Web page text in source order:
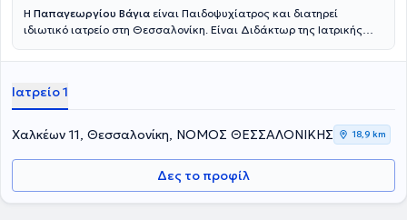
Η Παπαγεωργίου Βάγια είναι Παιδοψυχίατρος και διατηρεί
ιδιωτικό ιατρείο στη Θεσσαλονίκη. Είναι Διδάκτωρ της Ιατρικής
κατέχει δίπλωμα Παιδοψυχιατρικής από το Ινστιτούτο Ψυχιατρικής
Λονδίνου. Έχει μετεκπαιδευτεί στη διάγνωση και αξιολόγηση των
διαταραχών του αυτιστικού φάσματος και στην εκπαίδευση
παιδιών και εφήβων με αυτισμό, σε διαφορετικά Πανεπιστήμια της
Αγγλίας και των Ηνωμένων Πολιτειών Αμερικής. Διετέλεσε
Αναπληρώτρια Διευθύντρια - Υπεύθυνη του Ιατροπαιδαγωγικού
Κέντρου Βόρειας Ελλάδας και Επίκουρη καθηγήτρια
Παιδοψυχιατρικής. Τέλος, είναι μέλος πολλών επιστημονικών
Ιατρείο 1
Χαλκέων 11, Θεσσαλονίκη, ΝΟΜΟΣ ΘΕΣΣΑΛΟΝΙΚΗΣ 18,9 km
Δες το προφίλ